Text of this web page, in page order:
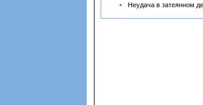
Неудача в затеянном